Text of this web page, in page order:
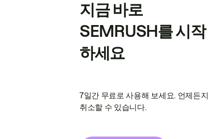
지금 바로
SEMRUSH를 시작
하세요
7일간 무료로 사용해 보세요. 언제든지
취소할 수 있습니다.